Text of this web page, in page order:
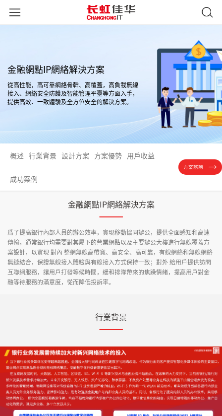
金融網點IP網絡解決方案
從高性能，高可靠網絡骨幹、高覆蓋，高負載無線
接入、網絡安全防護及智能管理平臺等方面入手，
提供高效、一致體驗及全方位安全的解決方案。
概述 行業背景 設計方案 方案優勢 用戶收益
成功案例
方案諮詢
金融網點IP網絡解決方案
爲了提高銀行內部人員的辦公效率，實現移動協同辦公，提供全面感知和高速
傳輸，通常銀行均需要對其屬下的營業網點以及主要辦公大樓進行無線覆蓋方
案設計，以實現 對內 整網無線高帶寬、高安全、高可靠，有線網絡和無線網絡
無縫結合，保證無線接入體驗與有線接入方式保持一致；對外 給用戶提供訪問
互聯網服務，讓用戶打發等候時間，緩和排隊帶來的焦躁情緒，提高用戶對金
融等待服務的滿意度，從而降低投訴率。
行業背景